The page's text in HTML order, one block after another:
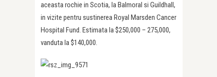
aceasta rochie in Scotia, la Balmoral si Guildhall,
in vizite pentru sustinerea Royal Marsden Cancer
Hospital Fund. Estimata la $250,000 – 275,000,
vanduta la $140,000.